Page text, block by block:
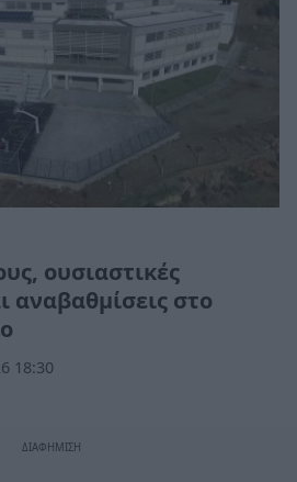
ουσιαστικές
αναβαθμίσεις στο
18:30